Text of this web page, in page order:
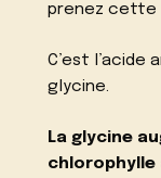
prenez cette
C’est l’acide
glycine.
La glycine
chlorophylle